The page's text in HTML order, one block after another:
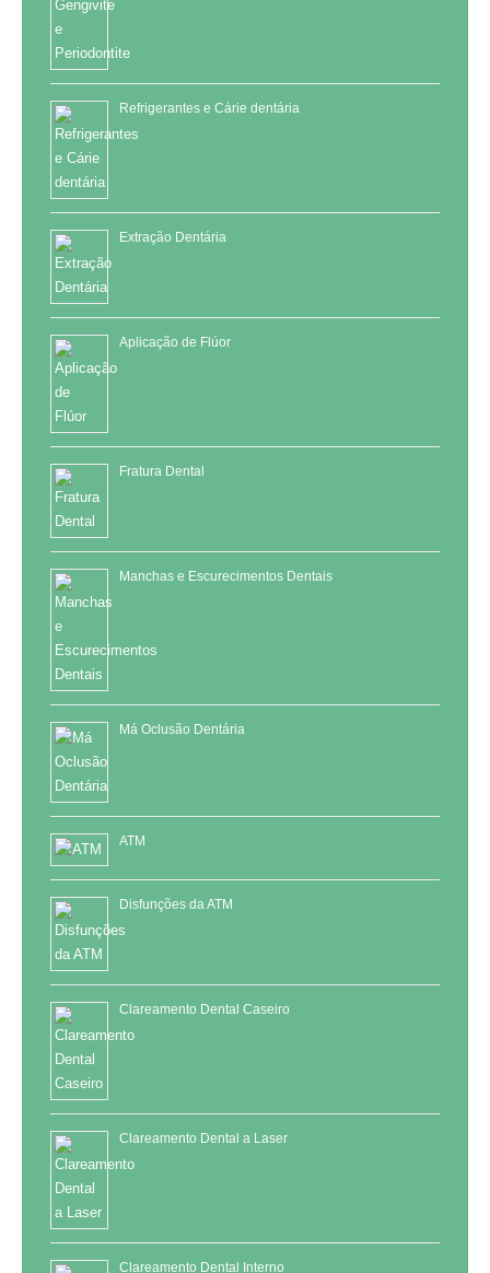
Refrigerantes e Cárie dentária
Extração Dentária
Aplicação de Flúor
Fratura Dental
Manchas e Escurecimentos Dentais
Má Oclusão Dentária
ATM
Disfunções da ATM
Clareamento Dental Caseiro
Clareamento Dental a Laser
Clareamento Dental Interno